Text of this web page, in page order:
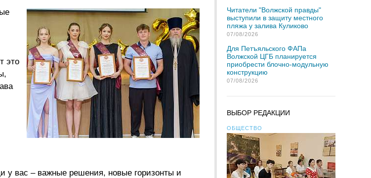
это
у вас – важные решения, новые горизонты и
Читатели "Волжской правды"
выступили в защиту местного
пляжа у залива Куликово
07/08/2026
Для Петъяльского ФАПа
Волжской ЦГБ планируется
приобрести блочно-модульную
конструкцию
07/08/2026
ВЫБОР РЕДАКЦИИ
ОБЩЕСТВО